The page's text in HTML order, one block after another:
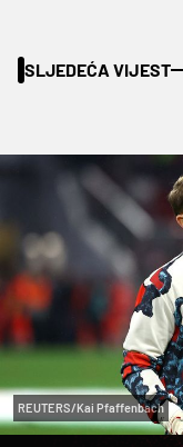
SLJEDEĆA VIJEST
REUTERS/Kai Pfaffenbach